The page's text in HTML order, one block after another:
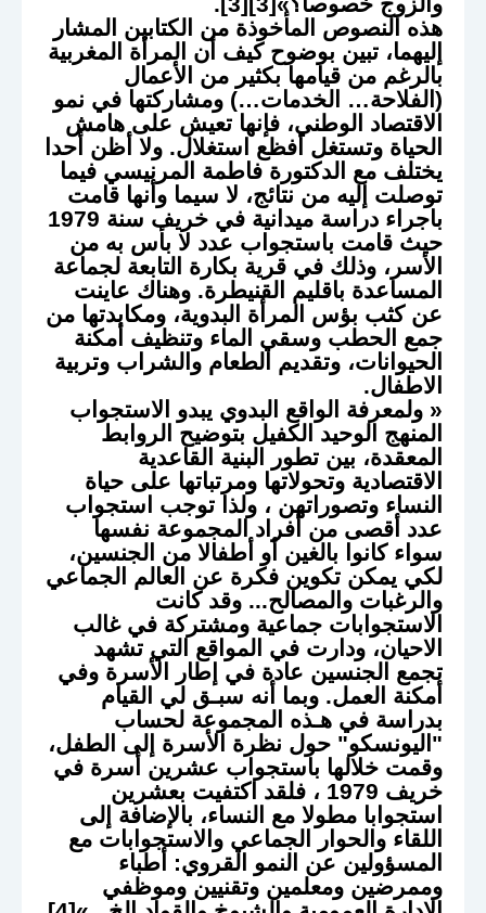
هذه النصوص المأخوذة من الكتابين المشار
إليهما، تبين بوضوح كيف أن المرأة المغربية
بالرغم من قيامها بكثير من الأعمال
(الفلاحة… الخدمات…) ومشاركتها في نمو
الاقتصاد الوطني، فإنها تعيش على هامش
الحياة وتستغل أفظع استغلال. ولا أظن أحدا
يختلف مع الدكتورة فاطمة المرنيسي فيما
توصلت إليه من نتائج، لا سيما وأنها قامت
باجراء دراسة ميدانية في خريف سنة 1979
حيث قامت باستجواب عدد لا بأس به من
الأسر، وذلك في قرية بكارة التابعة لجماعة
المساعدة باقليم القنيطرة. وهناك عاينت
عن كثب بؤس المرأة البدوية، ومكابدتها من
جمع الحطب وسقي الماء وتنظيف أمكنة
الحيوانات، وتقديم الطعام والشراب وتربية
الاطفال.
« ولمعرفة الواقع البدوي يبدو الاستجواب
المنهج الوحيد الكفيل بتوضيح الروابط
المعقدة، بين تطور البنية القاعدية
الاقتصادية وتحولاتها ومرتباتها على حياة
النساء وتصوراتهن ، ولذا توجب استجواب
عدد أقصى من أفراد المجموعة نفسها
سواء كانوا بالغين أو أطفالا من الجنسين،
لكي يمكن تكوين فكرة عن العالم الجماعي
والرغبات والمصالح... وقد كانت
الاستجوابات جماعية ومشتركة في غالب
الاحيان، ودارت في المواقع التي تشهد
تجمع الجنسين عادة في إطار الأسرة وفي
أمكنة العمل. وبما أنه سبـق لي القيام
بدراسة في هـذه المجموعة لحساب
"اليونسكو" حول نظرة الأسرة إلى الطفل،
وقمت خلالها باستجواب عشرين أسرة في
خريف 1979 ، فلقد اكتفيت بعشرين
استجوابا مطولا مع النساء، بالإضافة إلى
اللقاء والحوار الجماعي والاستجوابات مع
المسؤولين عن النمو القروي: أطباء
وممرضين ومعلمين وتقنيين وموظفي